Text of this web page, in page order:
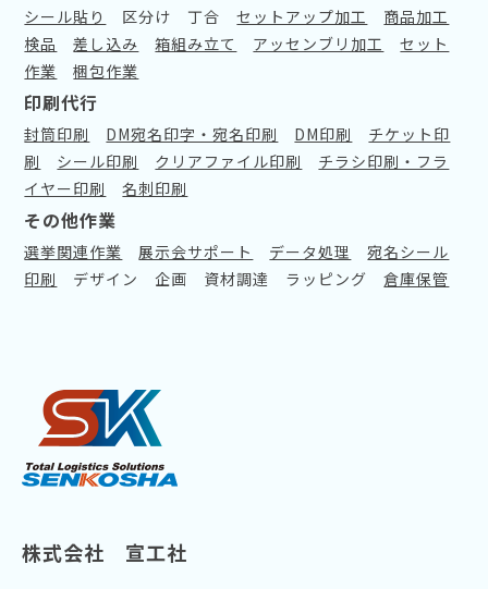
シール貼り 区分け 丁合 セットアップ加工
商品加工
検品
差し込み 箱組み立て アッセンブリ加工
セット
作業
梱包作業
印刷代行
封筒印刷 DM宛名印字・宛名印刷 DM印刷
チケット印
刷
シール印刷 クリアファイル印刷
チラシ印刷・フラ
イヤー印刷
名刺印刷
その他作業
選挙関連作業 展示会サポート データ処理
宛名シール
印刷
デザイン 企画 資材調達 ラッピング 倉庫保管
株式会社 宣工社